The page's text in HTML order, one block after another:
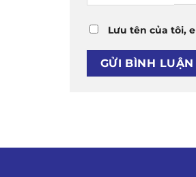
Lưu tên của tôi,